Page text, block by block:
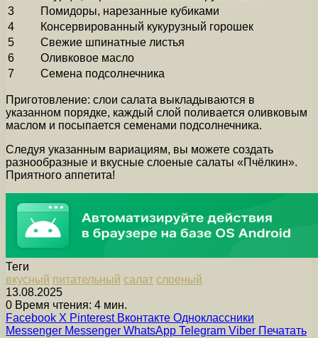
3
Помидоры, нарезанные кубиками
4
Консервированный кукурузный горошек
5
Свежие шпинатные листья
6
Оливковое масло
7
Семена подсолнечника
Приготовление: слои салата выкладываются в
указанном порядке, каждый слой поливается оливковым
маслом и посыпается семенами подсолнечника.
Следуя указанным вариациям, вы можете создать
разнообразные и вкусные слоеные салаты «Пчёлкин».
Приятного аппетита!
Теги
вкусный питательный салат слоеный
13.08.2025
0 Время чтения: 4 мин.
Facebook X Pinterest Вконтакте Одноклассники
Messenger Messenger WhatsApp Telegram Viber Печатать